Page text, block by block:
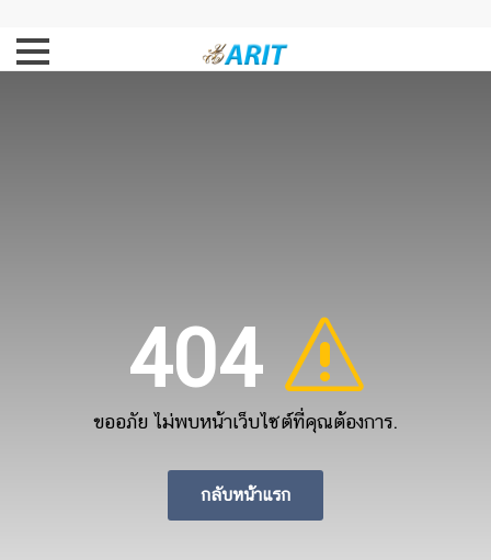
404
ขออภัย ไม่พบหน้าเว็บไซต์ที่คุณต้องการ.
กลับหน้าแรก